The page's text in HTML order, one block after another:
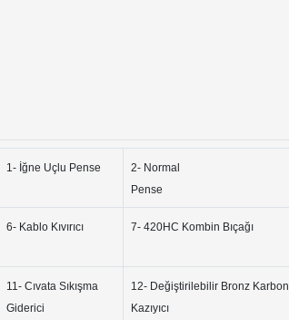
1- İğne Uçlu Pense
2- Normal
Pense
6- Kablo Kıvırıcı 7- 420HC Kombin Bıçağı
11- Cıvata Sıkışma
Giderici
12- Değiştirilebilir Bronz Karbon
Kazıyıcı